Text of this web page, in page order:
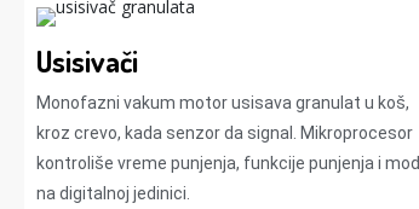
Usisivači
Monofazni vakum motor usisava granulat u koš,
kroz crevo, kada senzor da signal. Mikroprocesor
kontroliše vreme punjenja, funkcije punjenja i mod
na digitalnoj jedinici.